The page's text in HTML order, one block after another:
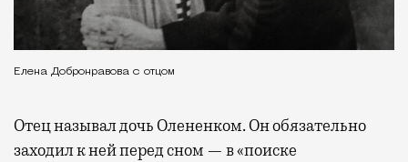
Елена Добронравова с отцом
Отец называл дочь Олененком. Он обязательно
заходил к ней перед сном — в «поиске